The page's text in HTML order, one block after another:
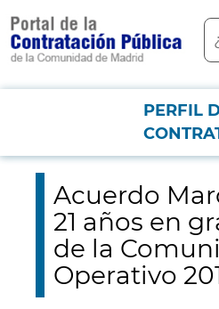
contenido
principal
Menú PCON
PERFIL
Acuerdo Marco de
Fondo Social Europeo, Programa
Acuerdo
21 años en
de la
Operativo